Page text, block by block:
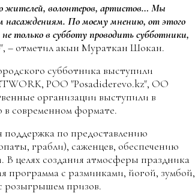
жителей, волонтеров, артистов… Мы
насаждениям. По моему мнению, от этого
только в субботу проводить субботники,
", – отметил акын Мураткан Шокан.
субботника выступили
РОО "Posadiderevo.kz", ОО
организации выступили в
в современном формате.
по предоставлению
грабли), саженцев, обеспечению
В целях создания атмосферы праздника
программа с разминками, йогой, зумбой,
розыгрышем призов.